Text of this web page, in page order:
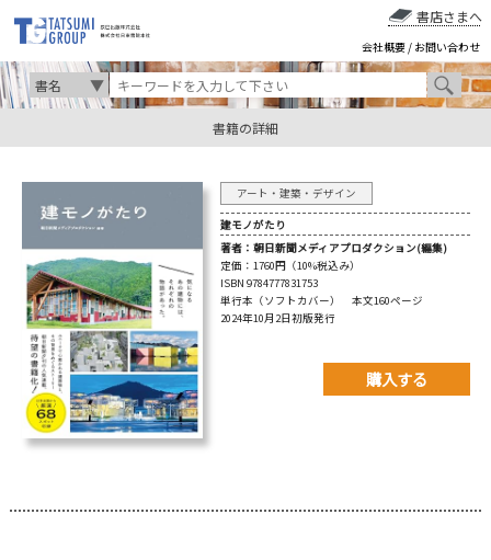
書店さまへ
会社概要 / お問い合わせ
書籍の詳細
アート・建築・デザイン
建モノがたり
著者： 朝日新聞メディアプロダクション(編集)
定価： 1760円（10%税込み）
ISBN 9784777831753
単行本（ソフトカバー） 本文160ページ
2024年10月2日初版発行
購入する